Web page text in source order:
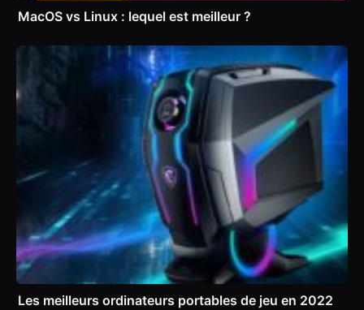
MacOS vs Linux : lequel est meilleur ?
Les meilleurs ordinateurs portables de jeu en 2022